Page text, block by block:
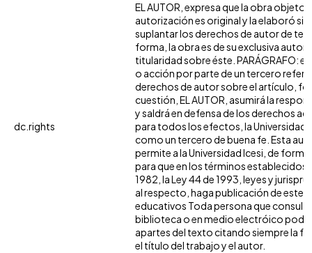
dc.rights
EL AUTOR, expresa que la obra objeto
autorización es original y la elaboró
suplantar los derechos de autor de
forma, la obra es de su exclusiva
titularidad sobre éste. PARÁGRAFO:
o acción por parte de un tercero
derechos de autor sobre el artículo,
cuestión, EL AUTOR, asumirá la
y saldrá en defensa de los derechos
para todos los efectos, la Universidad
como un tercero de buena fe. Esta
permite a la Universidad Icesi, de
para que en los términos establecidos
1982, la Ley 44 de 1993, leyes y
al respecto, haga publicación de este
educativos Toda persona que consulte
biblioteca o en medio electróico
apartes del texto citando siempre la
el título del trabajo y el autor.